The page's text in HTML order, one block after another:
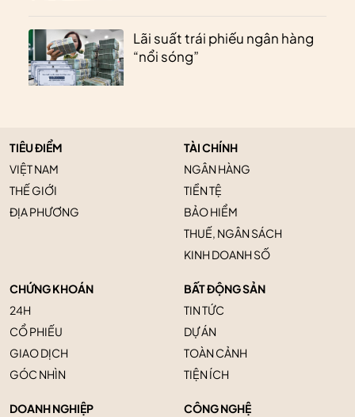
Lãi suất trái phiếu ngân hàng
“nổi sóng”
TIÊU ĐIỂM
VIỆT NAM
THẾ GIỚI
ĐỊA PHƯƠNG
TÀI CHÍNH
NGÂN HÀNG
TIỀN TỆ
BẢO HIỂM
THUẾ, NGÂN SÁCH
KINH DOANH SỐ
CHỨNG KHOÁN
24H
CỔ PHIẾU
GIAO DỊCH
GÓC NHÌN
BẤT ĐỘNG SẢN
TIN TỨC
DỰ ÁN
TOÀN CẢNH
TIỆN ÍCH
DOANH NGHIỆP
CÔNG NGHỆ